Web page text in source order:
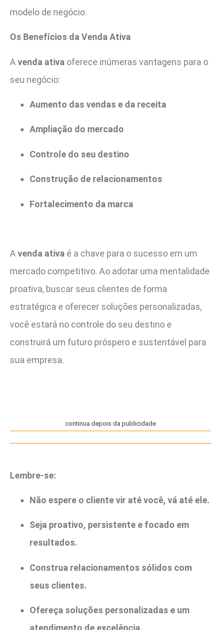
modelo de negócio.
Os Benefícios da Venda Ativa
A venda ativa oferece inúmeras vantagens para o
seu negócio:
Aumento das vendas e da receita
Ampliação do mercado
Controle do seu destino
Construção de relacionamentos
Fortalecimento da marca
Avenda ativa é a chave para o sucesso em um
mercado competitivo. Ao adotar uma mentalidade
proativa, buscar seus clientes de forma
estratégica e oferecer soluções personalizadas,
você estará no controle do seu destino e
construirá um futuro próspero e sustentável para
sua empresa.
continua depois da publicidade
Lembre-se:
Não espere o cliente vir até você, vá até ele.
Seja proativo, persistente e focado em
resultados.
Construa relacionamentos sólidos com
seus clientes.
Ofereça soluções personalizadas e um
atendimento de excelência.